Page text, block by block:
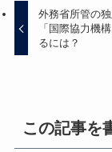
外務省所管の
「国際協力機
るには？
この記事を